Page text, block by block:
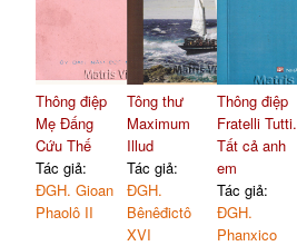
Thông điệp
Mẹ Đấng
Cứu Thế
Tác giả:
ĐGH. Gioan
Phaolô II
Tông thư
Maximum
Illud
Tác giả:
ĐGH.
Bênêđictô
XVI
Thông điệp
Fratelli Tutti.
Tất cả anh
em
Tác giả:
ĐGH.
Phanxico